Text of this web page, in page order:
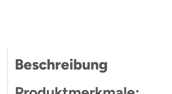
Beschreibung